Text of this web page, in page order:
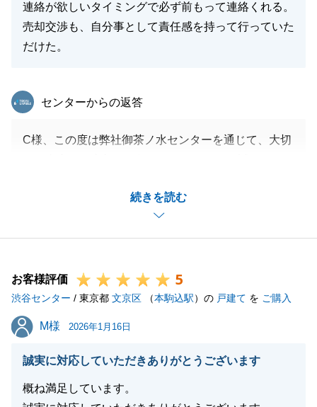
連絡が欲しいタイミングで必ず前もって連絡くれる。
売却交渉も、自分事として責任感を持って行っていた
だけた。
続きを読む
東急リバブル
センターからの返答
C様、この度は弊社御茶ノ水センターを通じて、大切
無事、ご決済を迎えることができて大変嬉しく思って
ここまで取引を進められたのは、お忙しい中、書類の
ございます。重ねて御礼申し上げます。
今後不動産に関するお悩みやお困りごとがございまし
たら、全力でサポートさせていただきます。
今後とも何卒よろしくお願いいたします。
お客様評価 5
渋谷センター / 東京都 文京区 （本駒込駅）の 戸建て を ご購入
M様
M様 2026年1月16日
誠実に対応していただきありがとうございます
概ね満足しています。